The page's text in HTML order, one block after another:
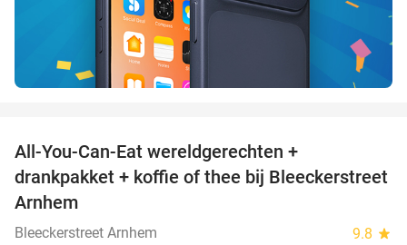
All-You-Can-Eat wereldgerechten +
drankpakket + koffie of thee bij Bleeckerstreet
Arnhem
Bleeckerstreet Arnhem 9.8 star